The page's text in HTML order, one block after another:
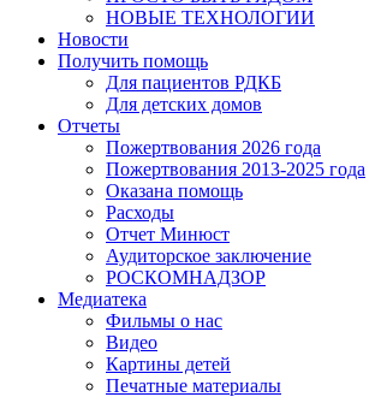
НОВЫЕ ТЕХНОЛОГИИ
Новости
Получить помощь
Для пациентов РДКБ
Для детских домов
Отчеты
Пожертвования 2026 года
Пожертвования 2013-2025 года
Оказана помощь
Расходы
Отчет Минюст
Аудиторское заключение
РОСКОМНАДЗОР
Медиатека
Фильмы о нас
Видео
Картины детей
Печатные материалы